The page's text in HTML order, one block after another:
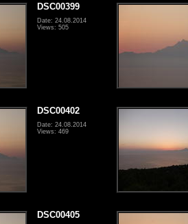
DSC00399
Date: 24.08.2014
Views: 505
DSC00402
Date: 24.08.2014
Views: 469
DSC00405